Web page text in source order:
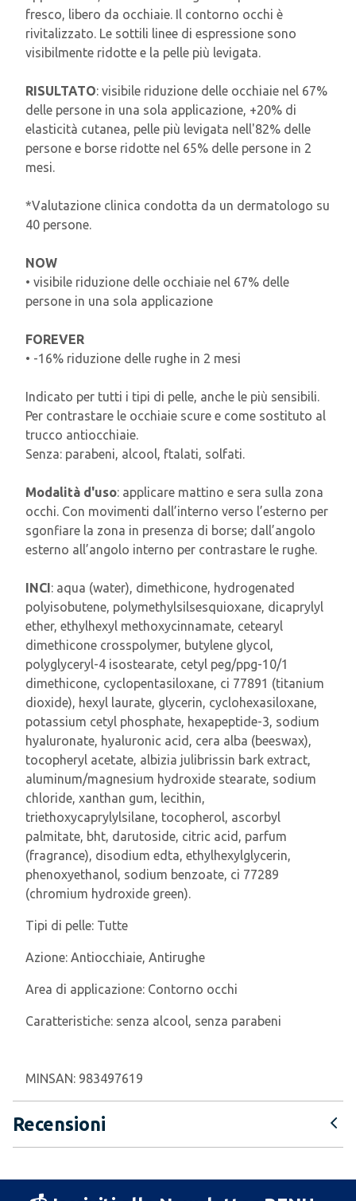
fresco, libero da occhiaie. Il contorno occhi è
rivitalizzato. Le sottili linee di espressione sono
visibilmente ridotte e la pelle più levigata.
RISULTATO: visibile riduzione delle occhiaie nel 67%
delle persone in una sola applicazione, +20% di
elasticità cutanea, pelle più levigata nell'82% delle
persone e borse ridotte nel 65% delle persone in 2
mesi.
*Valutazione clinica condotta da un dermatologo su
40 persone.
NOW
• visibile riduzione delle occhiaie nel 67% delle
persone in una sola applicazione
FOREVER
• -16% riduzione delle rughe in 2 mesi
Indicato per tutti i tipi di pelle, anche le più sensibili.
Per contrastare le occhiaie scure e come sostituto al
trucco antiocchiaie.
Senza: parabeni, alcool, ftalati, solfati.
Modalità d'uso: applicare mattino e sera sulla zona
occhi. Con movimenti dall’interno verso l’esterno per
sgonfiare la zona in presenza di borse; dall’angolo
esterno all’angolo interno per contrastare le rughe.
INCI: aqua (water), dimethicone, hydrogenated
polyisobutene, polymethylsilsesquioxane, dicaprylyl
ether, ethylhexyl methoxycinnamate, cetearyl
dimethicone crosspolymer, butylene glycol,
polyglyceryl-4 isostearate, cetyl peg/ppg-10/1
dimethicone, cyclopentasiloxane, ci 77891 (titanium
dioxide), hexyl laurate, glycerin, cyclohexasiloxane,
potassium cetyl phosphate, hexapeptide-3, sodium
hyaluronate, hyaluronic acid, cera alba (beeswax),
tocopheryl acetate, albizia julibrissin bark extract,
aluminum/magnesium hydroxide stearate, sodium
chloride, xanthan gum, lecithin,
triethoxycaprylylsilane, tocopherol, ascorbyl
palmitate, bht, darutoside, citric acid, parfum
(fragrance), disodium edta, ethylhexylglycerin,
phenoxyethanol, sodium benzoate, ci 77289
(chromium hydroxide green).
Tipi di pelle: Tutte
Azione: Antiocchiaie, Antirughe
Area di applicazione: Contorno occhi
Caratteristiche: senza alcool, senza parabeni
MINSAN: 983497619
Recensioni